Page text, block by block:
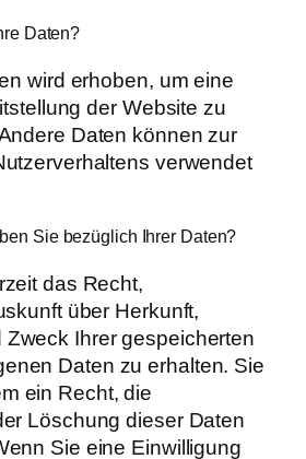
Daten?
wird erhoben, um eine
der Website zu
Daten können zur
verwendet
Sie bezüglich Ihrer Daten?
das Recht,
über Herkunft,
Zweck Ihrer gespeicherten
Daten zu erhalten. Sie
ein Recht, die
Löschung dieser Daten
Sie eine Einwilligung